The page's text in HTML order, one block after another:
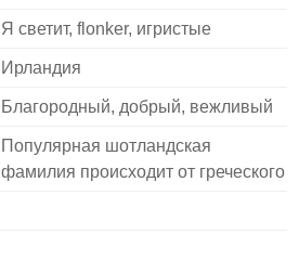
Я светит, flonker, игристые
Ирландия
Благородный, добрый, вежливый
Популярная шотландская
фамилия происходит от греческого